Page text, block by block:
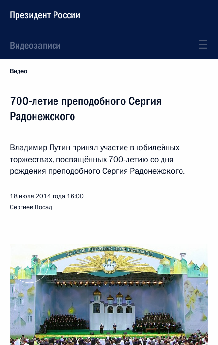
Президент России
Видеозаписи
Видео
700-летие преподобного Сергия
Радонежского
Владимир Путин принял участие в юбилейных
торжествах, посвящённых 700-летию со дня
рождения преподобного Сергия Радонежского.
18 июля 2014 года 16:00
Сергиев Посад